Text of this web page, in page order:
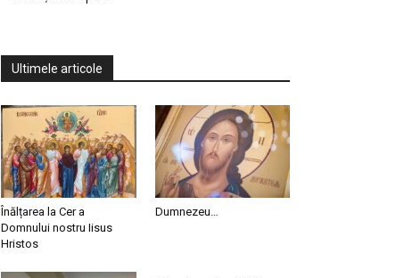
Ultimele articole
Înălțarea la Cer a
Domnului nostru Iisus
Hristos
Dumnezeu…